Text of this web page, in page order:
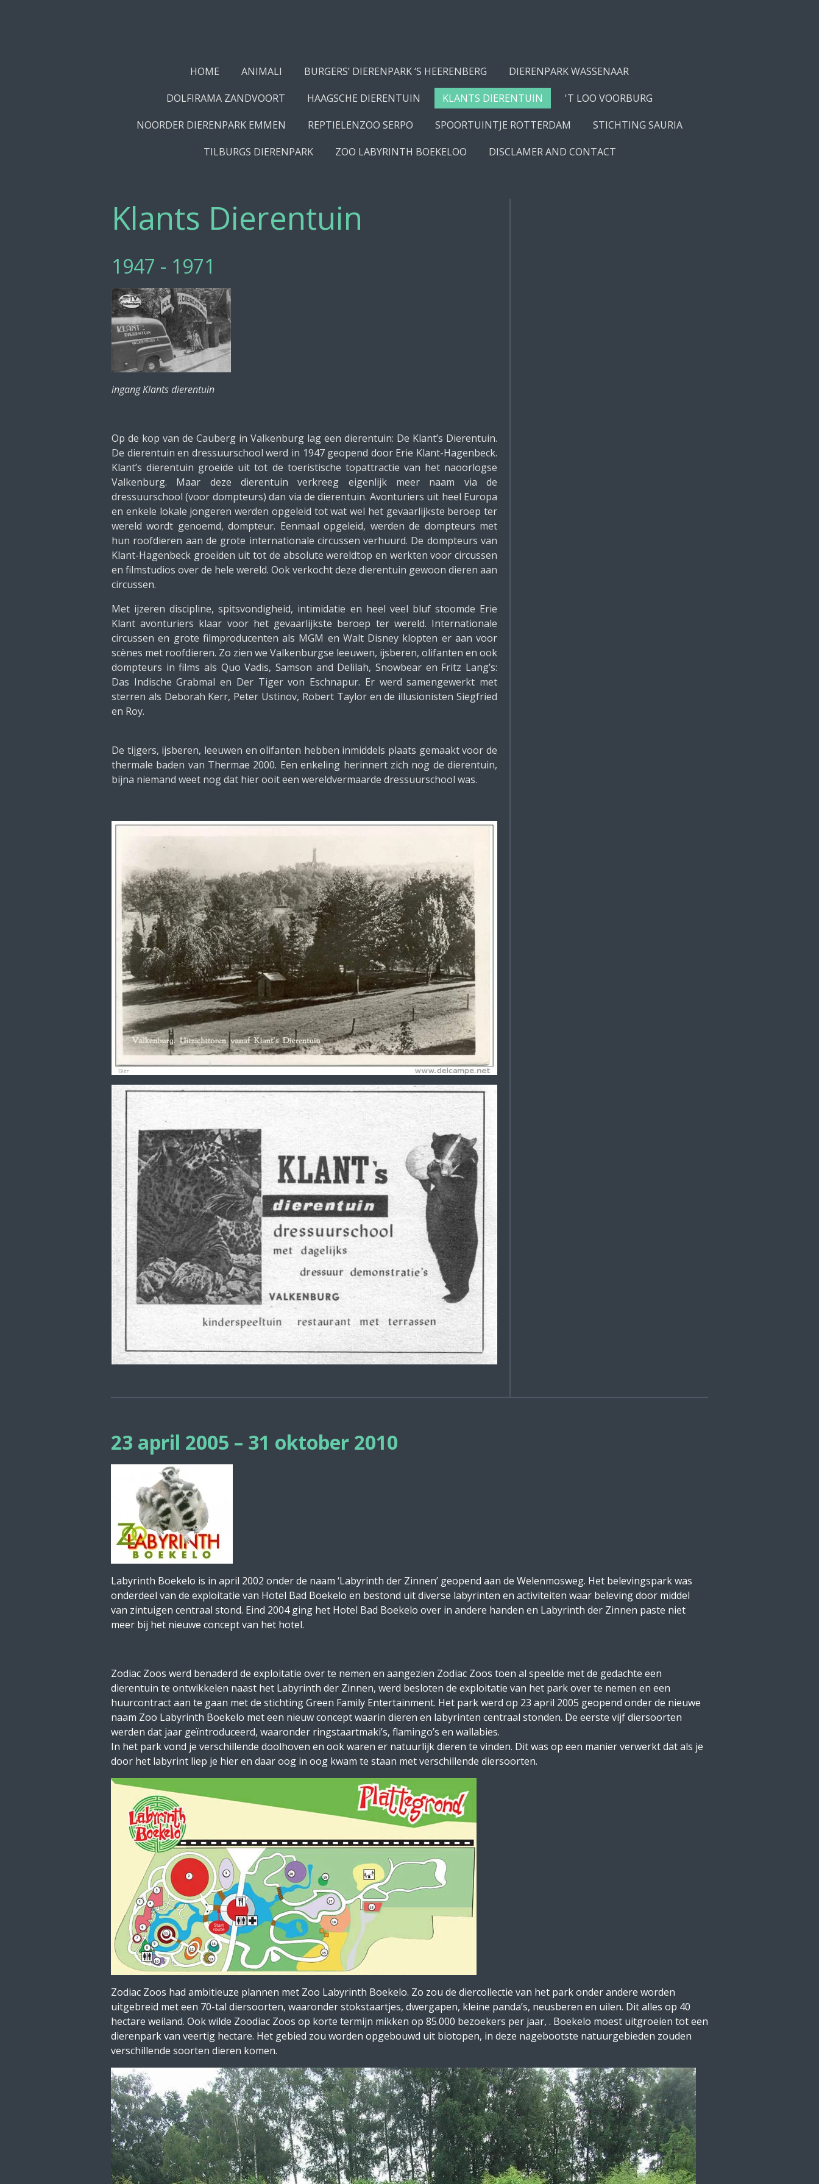
HOME ANIMALI BURGERS’ DIERENPARK ‘S HEERENBERG
DIERENPARK WASSENAAR
DOLFIRAMA ZANDVOORT
HAAGSCHE DIERENTUIN KLANTS DIERENTUIN
'T LOO VOORBURG
NOORDER DIERENPARK EMMEN
REPTIELENZOO SERPO SPOORTUINTJE ROTTERDAM
STICHTING SAURIA
TILBURGS DIERENPARK
ZOO LABYRINTH BOEKELOO DISCLAMER AND CONTACT
Klants Dierentuin
1947 - 1971
ingang Klants dierentuin
Op de kop van de Cauberg in Valkenburg lag een dierentuin: De Klant’s Dierentuin.
De dierentuin en dressuurschool werd in 1947 geopend door Erie Klant-Hagenbeck.
Klant’s dierentuin groeide uit tot de toeristische topattractie van het naoorlogse
Valkenburg. Maar deze dierentuin verkreeg eigenlijk meer naam via de
dressuurschool (voor dompteurs) dan via de dierentuin. Avonturiers uit heel Europa
en enkele lokale jongeren werden opgeleid tot wat wel het gevaarlijkste beroep ter
wereld wordt genoemd, dompteur. Eenmaal opgeleid, werden de dompteurs met
hun roofdieren aan de grote internationale circussen verhuurd. De dompteurs van
Klant-Hagenbeck groeiden uit tot de absolute wereldtop en werkten voor circussen
en filmstudios over de hele wereld. Ook verkocht deze dierentuin gewoon dieren aan
circussen.
Met ijzeren discipline, spitsvondigheid, intimidatie en heel veel bluf stoomde Erie
Klant avonturiers klaar voor het gevaarlijkste beroep ter wereld. Internationale
circussen en grote filmproducenten als MGM en Walt Disney klopten er aan voor
scènes met roofdieren. Zo zien we Valkenburgse leeuwen, ijsberen, olifanten en ook
dompteurs in films als Quo Vadis, Samson and Delilah, Snowbear en Fritz Lang’s:
Das Indische Grabmal en Der Tiger von Eschnapur. Er werd samengewerkt met
sterren als Deborah Kerr, Peter Ustinov, Robert Taylor en de illusionisten Siegfried
en Roy.
De tijgers, ijsberen, leeuwen en olifanten hebben inmiddels plaats gemaakt voor de
thermale baden van Thermae 2000. Een enkeling herinnert zich nog de dierentuin,
bijna niemand weet nog dat hier ooit een wereldvermaarde dressuurschool was.
23 april 2005 – 31 oktober 2010
Labyrinth Boekelo is in april 2002 onder de naam ‘Labyrinth der Zinnen’ geopend aan de Welenmosweg. Het belevingspark was
onderdeel van de exploitatie van Hotel Bad Boekelo en bestond uit diverse labyrinten en activiteiten waar beleving door middel
van zintuigen centraal stond. Eind 2004 ging het Hotel Bad Boekelo over in andere handen en Labyrinth der Zinnen paste niet
meer bij het nieuwe concept van het hotel.
Zodiac Zoos werd benaderd de exploitatie over te nemen en aangezien Zodiac Zoos toen al speelde met de gedachte een
dierentuin te ontwikkelen naast het Labyrinth der Zinnen, werd besloten de exploitatie van het park over te nemen en een
huurcontract aan te gaan met de stichting Green Family Entertainment. Het park werd op 23 april 2005 geopend onder de nieuwe
naam Zoo Labyrinth Boekelo met een nieuw concept waarin dieren en labyrinten centraal stonden. De eerste vijf diersoorten
werden dat jaar geïntroduceerd, waaronder ringstaartmaki’s, flamingo’s en wallabies.
In het park vond je verschillende doolhoven en ook waren er natuurlijk dieren te vinden. Dit was op een manier verwerkt dat als je
door het labyrint liep je hier en daar oog in oog kwam te staan met verschillende diersoorten.
Zodiac Zoos had ambitieuze plannen met Zoo Labyrinth Boekelo. Zo zou de diercollectie van het park onder andere worden
uitgebreid met een 70-tal diersoorten, waaronder stokstaartjes, dwergapen, kleine panda’s, neusberen en uilen. Dit alles op 40
hectare weiland. Ook wilde Zoodiac Zoos op korte termijn mikken op 85.000 bezoekers per jaar, . Boekelo moest uitgroeien tot een
dierenpark van veertig hectare. Het gebied zou worden opgebouwd uit biotopen, in deze nagebootste natuurgebieden zouden
verschillende soorten dieren komen.